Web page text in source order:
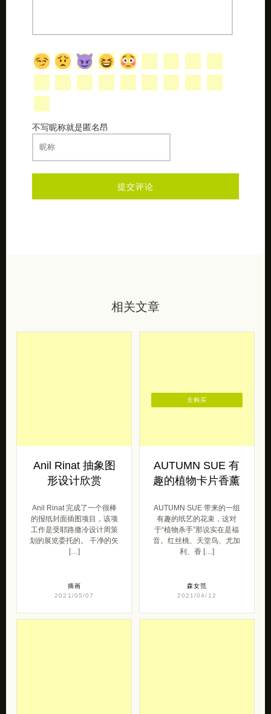
不写昵称就是匿名昂
相关文章
Anil Rinat 抽象图
形设计欣赏
Anil Rinat 完成了一个很棒
的报纸封面插图项目，该项
工作是受耶路撒冷设计周策
划的展览委托的。 干净的矢
[…]
插画
2021/05/07
AUTUMN SUE 有
趣的植物卡片香薰
AUTUMN SUE 带来的一组
有趣的纸艺的花束，这对
于“植物杀手”那说实在是福
音。红丝桃、天堂鸟、尤加
利、香 […]
森女范
2021/04/12
去购买